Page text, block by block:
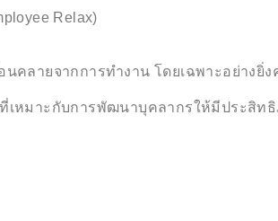
Relax)
คลายจากการทำงาน โดยเฉพาะอย่าง
เหมาะกับการพัฒนาบุคลากรให้มีประสิท